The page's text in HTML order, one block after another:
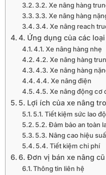
3.2. Xe nâng hàng
3.3. Xe nâng hàng
3.4. Xe nâng reach
4. Ứng dụng của các
4.1. Xe nâng hàng nhẹ
4.2. Xe nâng hàng
4.3. Xe nâng hàng
4.4. Xe nâng điện
4.5. Xe nâng động cơ
5. Lợi ích của xe nâng
5.1. Tiết kiệm sức lao
5.2. Đảm bảo an toàn
5.3. Nâng cao hiệu
5.4. Tiết kiệm chi phí
6. Đơn vị bán xe nâng
Thông tin liên hệ